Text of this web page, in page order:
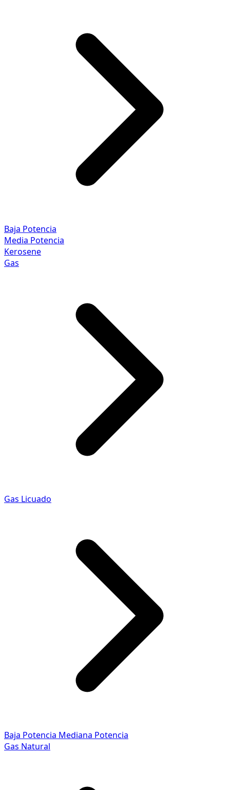
Baja Potencia
Media Potencia
Kerosene
Gas
Gas Licuado
Baja Potencia Mediana Potencia
Gas Natural